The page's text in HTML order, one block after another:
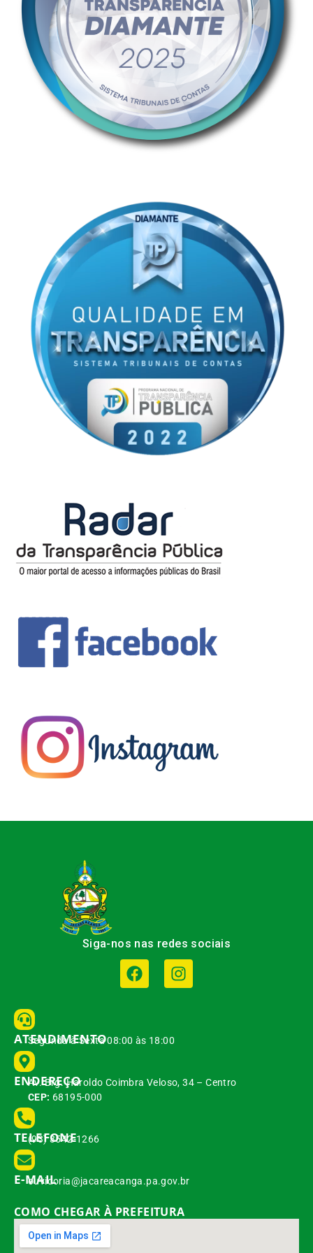
Siga-nos nas redes sociais
ATENDIMENTO
Segunda à Sexta 08:00 às 18:00
ENDEREÇO
Av. Brg. Haroldo Coimbra Veloso, 34 – Centro
CEP: 68195-000
TELEFONE
(93) 3542-1266
E-MAIL
ouvidoria@jacareacanga.pa.gov.br
COMO CHEGAR À PREFEITURA